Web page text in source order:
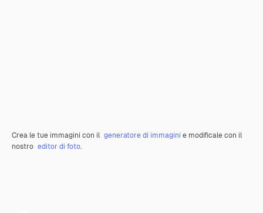
Crea le tue immagini con il generatore di immagini e modificale con il
nostro editor di foto.